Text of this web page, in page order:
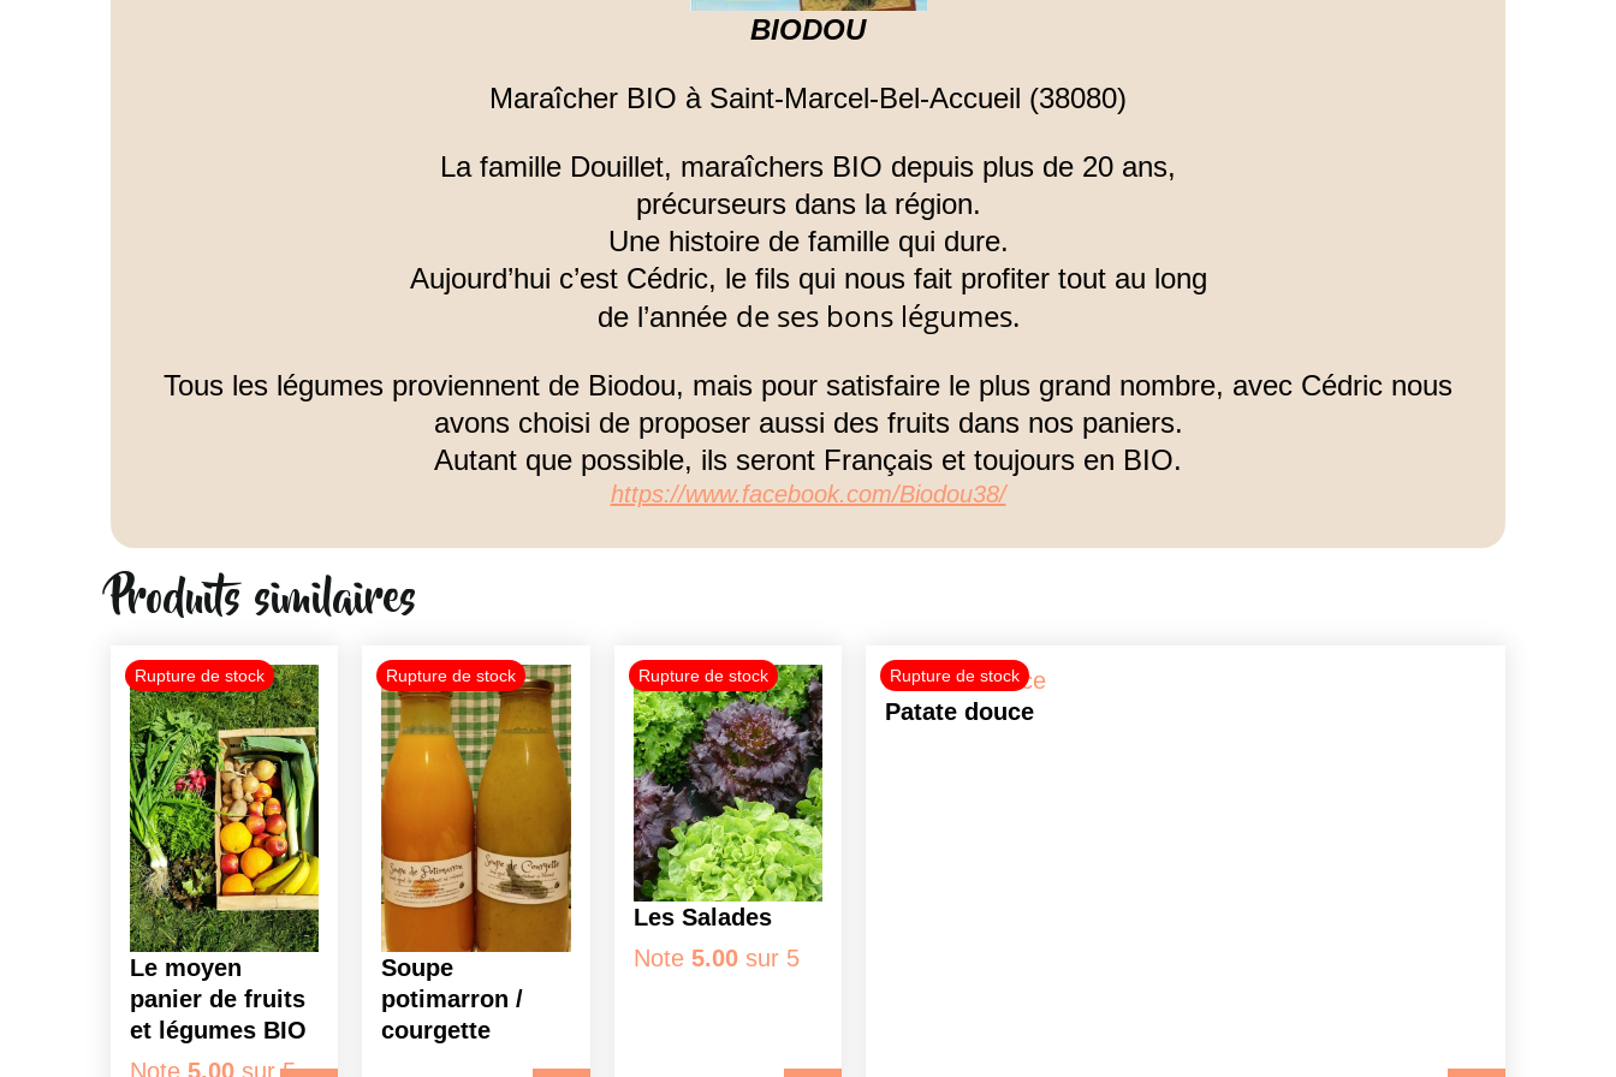
BIODOU
Maraîcher BIO à Saint-Marcel-Bel-Accueil (38080)
La famille Douillet, maraîchers BIO depuis plus de 20 ans,
précurseurs dans la région.
Une histoire de famille qui dure.
Aujourd’hui c’est Cédric, le fils qui nous fait profiter tout au long
de l’année de ses bons légumes.
Tous les légumes proviennent de Biodou, mais pour satisfaire le plus grand nombre, avec Cédric nous
avons choisi de proposer aussi des fruits dans nos paniers.
Autant que possible, ils seront Français et toujours en BIO.
https://www.facebook.com/Biodou38/
Produits similaires
Le moyen
panier de fruits
et légumes BIO
Note 5.00 sur 5
Soupe
potimarron /
courgette
Ce
produit
a
plusieurs
variations.
Les
options
peuvent
être
choisies
sur
la
Les Salades
Note 5.00sur 5
Patate douce